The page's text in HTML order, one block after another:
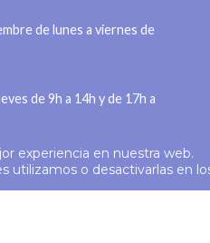
de lunes a viernes de
de 9h a 14h y de 17h a
experiencia en nuestra web.
utilizamos o desactivarlas en